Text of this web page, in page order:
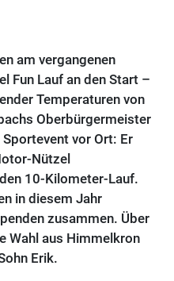
am vergangenen
Fun Lauf an den Start –
Temperaturen von
Oberbürgermeister
vor Ort: Er
Nützel
10-Kilometer-Lauf.
in diesem Jahr
zusammen. Über
Wahl aus Himmelkron
Erik.